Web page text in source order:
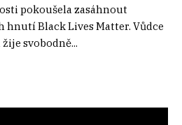
pokoušela zasáhnout
Black Lives Matter. Vůdce
svobodně...